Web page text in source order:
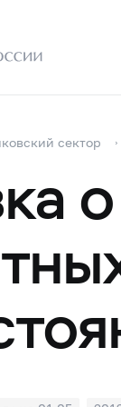
сектор